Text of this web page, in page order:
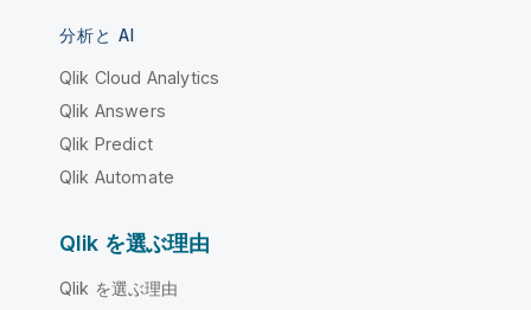
分析と AI
Qlik Cloud Analytics
Qlik Answers
Qlik Predict
Qlik Automate
Qlik を選ぶ理由
Qlik を選ぶ理由